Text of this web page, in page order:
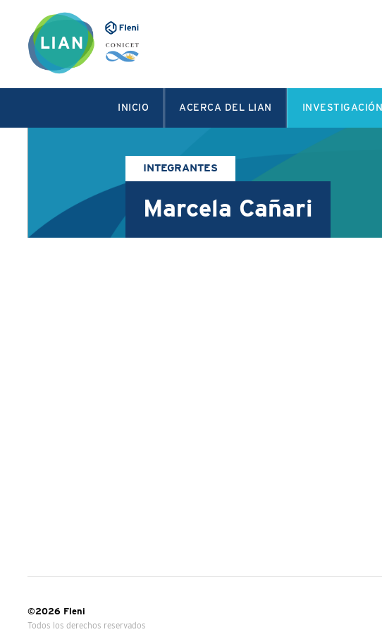
INICIO ACERCA DEL LIAN INVESTIGACIÓN
INTEGRANTES
Marcela Cañari
©2026 Fleni
Todos los derechos reservados